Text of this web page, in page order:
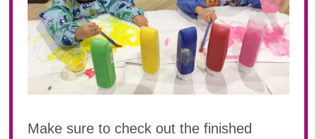
Make sure to check out the finished